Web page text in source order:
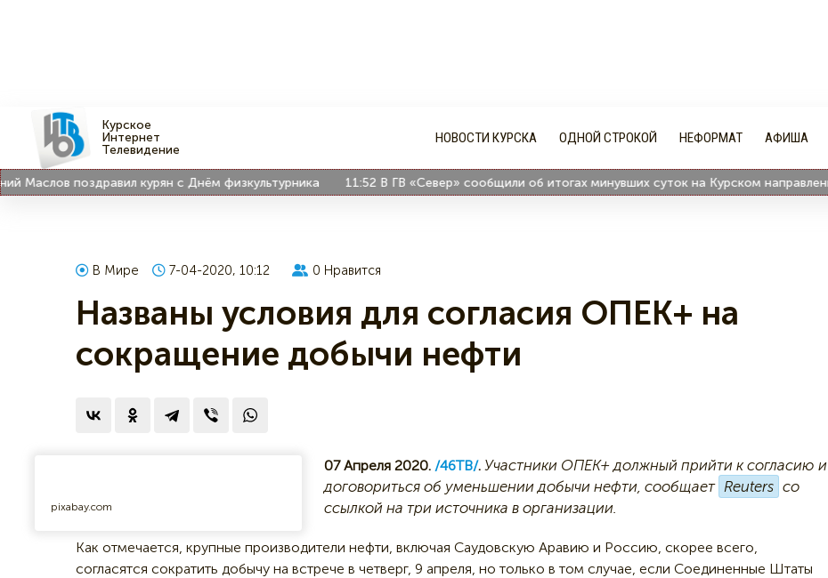
Курское
Интернет
Телевидение
НОВОСТИ КУРСКА ОДНОЙ СТРОКОЙ НЕФОРМАТ АФИША
поздравил курян с Днём физкультурника 11:52 В ГВ «Север» сообщили об итогах минувших суток на Курском направлении
В Мире 7-04-2020, 10:12 0 Нравится
Названы условия для согласия ОПЕК+ на
сокращение добычи нефти
pixabay.com
07 Апреля 2020. /46ТВ/. Участники ОПЕК+ должный прийти к согласию и
договориться об уменьшении добычи нефти, сообщает Reuters со
ссылкой на три источника в организации.
Как отмечается, крупные производители нефти, включая Саудовскую Аравию и Россию, скорее всего,
согласятся сократить добычу на встрече в четверг, 9 апреля, но только в том случае, если Соединенные Штаты